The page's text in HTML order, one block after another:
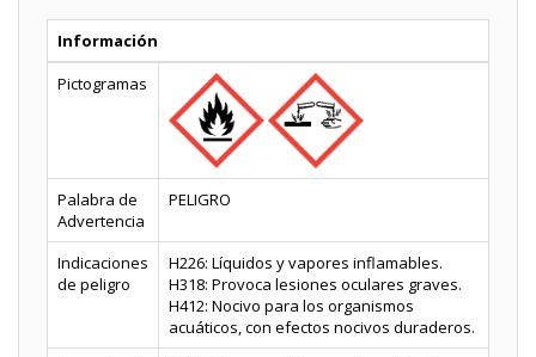
Información
Pictogramas
Palabra de
Advertencia
PELIGRO
Indicaciones
de peligro
H226: Líquidos y vapores inflamables.
H318: Provoca lesiones oculares graves.
H412: Nocivo para los organismos
acuáticos, con efectos nocivos duraderos.